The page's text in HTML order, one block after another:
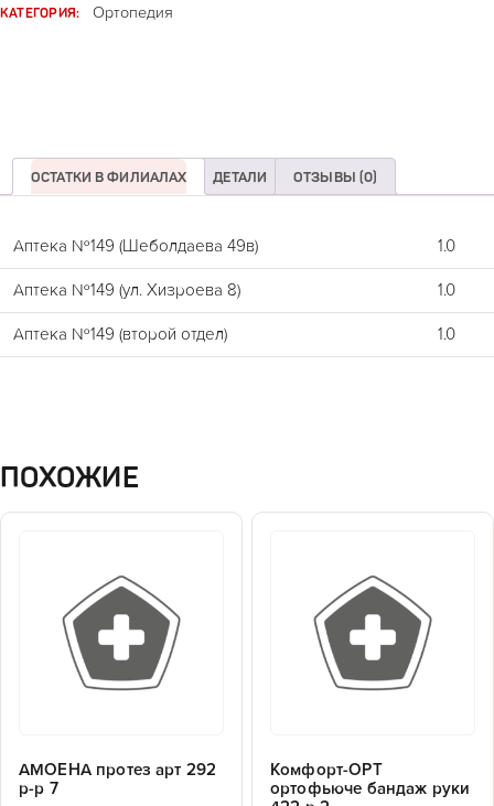
КАТЕГОРИЯ:
Ортопедия
ОСТАТКИ В ФИЛИАЛАХ ДЕТАЛИ ОТЗЫВЫ (0)
Аптека №149 (Шеболдаева 49в) 1.0
Аптека №149 (ул. Хизроева 8) 1.0
Аптека №149 (второй отдел) 1.0
ПОХОЖИЕ
АМОЕНА протез арт 292
р-р 7
Комфорт-ОРТ
ортофьюче бандаж руки